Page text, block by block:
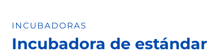
INCUBADORAS
Incubadora de estándar